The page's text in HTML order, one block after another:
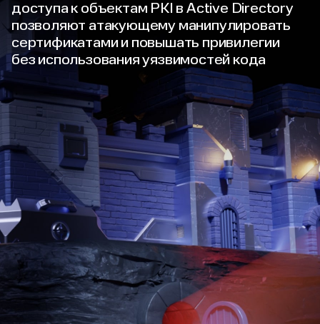
доступа к объектам PKI в Active Directory
позволяют атакующему манипулировать
сертификатами и повышать привилегии
без использования уязвимостей кода